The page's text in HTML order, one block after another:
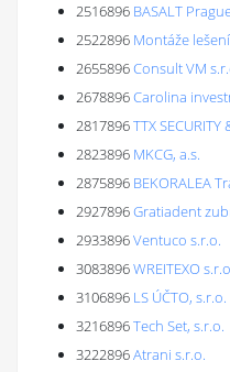
2516896 BASALT
2522896 Montáže
2655896Consult VM
2678896Carolina
2817896TTX SECURITY
2823896 MKCG, a.s.
2875896 BEKORALEA
2927896Gratiadent
2933896Ventuco s.r.o.
3083896WREITEXO
3106896 LS ÚČTO, s.r.o.
3216896Tech Set, s.r.o.
3222896Atrani s.r.o.